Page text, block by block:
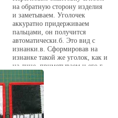
иглу, стараясь попасть в ту же
точку.Обычно, если вы не
сдвинули изделия, то игла
попадает в эту точку
автоматически. И дальше
продолжаем строчку до
следующего угла.
на обратную сторону изделия
и заметываем. Уголочек
аккуратно придерживаем
пальцами, он получится
автоматически.б. Это вид с
изнанки.в. Сформировав на
изнанке такой же уголок, как и
на лице, приметываем и его.г.
Так с изнанки выглядит
уголок, готовый к
завершающей строчке.
Повторю еще раз, я уже давно
не делаю этой наметки, а